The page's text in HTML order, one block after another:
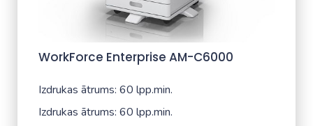
WorkForce Enterprise​ AM-C6000​
Izdrukas ātrums: 60 lpp.min.
Izdrukas ātrums: 60 lpp.min.